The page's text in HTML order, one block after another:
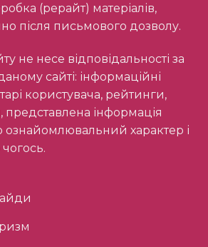
(рерайт) матеріалів,
після письмового дозволу.
сайті: інформаційні
користувача, рейтинги,
представлена інформація
характер і